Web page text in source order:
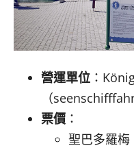
營運單位 ：
（
票價 ：
聖巴多羅